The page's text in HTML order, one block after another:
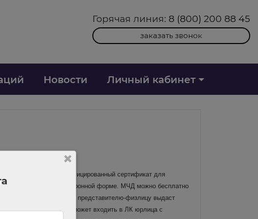
Горячая линия: 8 (800) 200 88 45
заказать звонок
Новости Личный кабинет
применять квалифицированный сертификат для
или ИП в электронной форме. МЧД можно бесплатно
квалифицированную ЭП представителю-физлицу выдаст
организации может входить в ЛК юрлица с